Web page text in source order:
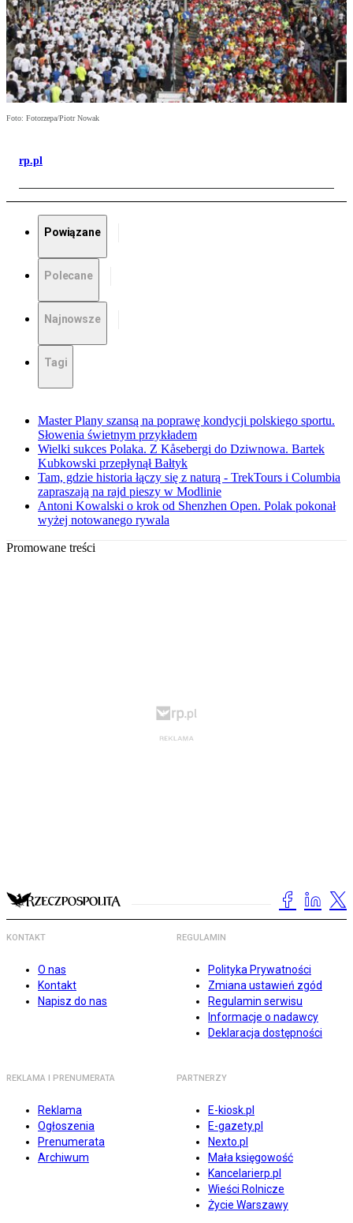
Foto: Fotorzepa/Piotr Nowak
rp.pl
Powiązane
Polecane
Najnowsze
Tagi
Master Plany szansą na poprawę kondycji polskiego sportu.
Słowenia świetnym przykładem
Wielki sukces Polaka. Z Kåsebergi do Dziwnowa. Bartek
Kubkowski przepłynął Bałtyk
Tam, gdzie historia łączy się z naturą - TrekTours i Columbia
zapraszają na rajd pieszy w Modlinie
Antoni Kowalski o krok od Shenzhen Open. Polak pokonał
wyżej notowanego rywala
Promowane treści
KONTAKT
O nas
Kontakt
Napisz do nas
REGULAMIN
Polityka Prywatności
Zmiana ustawień zgód
Regulamin serwisu
Informacje o nadawcy
Deklaracja dostępności
REKLAMA I PRENUMERATA
Reklama
Ogłoszenia
Prenumerata
Archiwum
PARTNERZY
E-kiosk.pl
E-gazety.pl
Nexto.pl
Mała księgowość
Kancelarierp.pl
Wieści Rolnicze
Życie Warszawy